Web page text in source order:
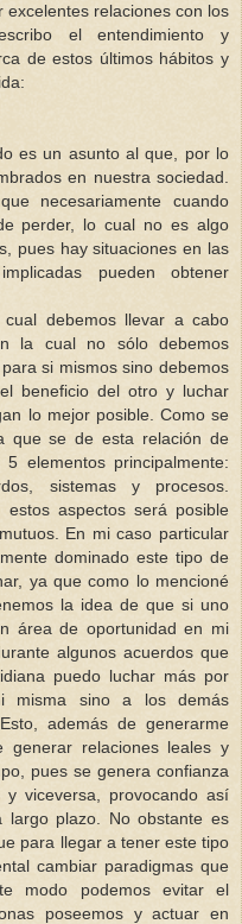
excelentes relaciones con los
el entendimiento y
de estos últimos hábitos y
es un asunto al que, por lo
en nuestra sociedad.
necesariamente cuando
perder, lo cual no es algo
pues hay situaciones en las
pueden obtener
debemos llevar a cabo
la cual no sólo debemos
si mismos sino debemos
beneficio del otro y luchar
lo mejor posible. Como se
que se de esta relación de
elementos principalmente:
sistemas y procesos.
aspectos será posible
En mi caso particular
dominado este tipo de
ya que como lo mencioné
la idea de que si uno
área de oportunidad en mi
algunos acuerdos que
puedo luchar más por
misma sino a los demás
además de generarme
generar relaciones leales y
pues se genera confianza
viceversa, provocando así
largo plazo. No obstante es
para llegar a tener este tipo
cambiar paradigmas que
modo podemos evitar el
poseemos y actuar en